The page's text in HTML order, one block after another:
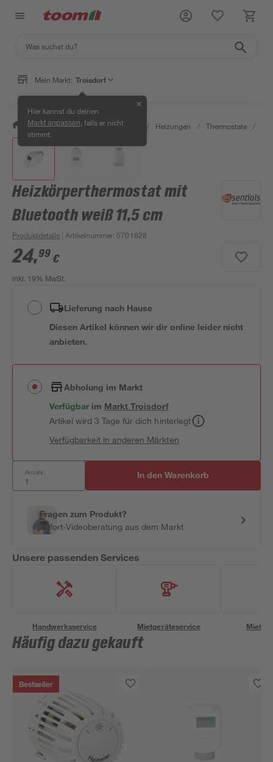
Mein Markt: Troisdorf
Hier kannst du deinen
Markt anpassen , falls er nicht
stimmt.
✕
/ Bauen & Renovieren / Heizen / Heizungen / Thermostate /
Heizkörperthermostat mit
Bluetooth weiß 11,5 cm
Produktdetails | Artikelnummer: 5701628
24,99 €
inkl. 19% MwSt.
Lieferung nach Hause
Diesen Artikel können wir dir online leider nicht
anbieten.
Abholung im Markt
Verfügbar im MarktTroisdorf
Artikel wird 3 Tage für dich hinterlegt
Verfügbarkeit in anderen Märkten
Anzahl: In den Warenkorb
Fragen zum Produkt?
Sofort-Videoberatung aus dem Markt
Unsere passenden Services
Handwerksservice Mietgeräteservice
Häufig dazu gekauft
Bestseller